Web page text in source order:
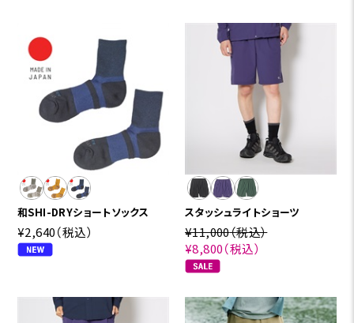
和SHI-DRYショートソックス
¥2,640（税込）
スタッシュライトショーツ
¥11,000（税込）
¥8,800（税込）